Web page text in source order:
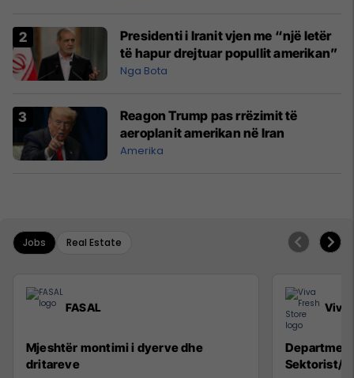
Presidenti i Iranit vjen me “një letër
të hapur drejtuar popullit amerikan”
Nga Bota
Reagon Trump pas rrëzimit të
aeroplanit amerikan në Iran
Amerika
Jobs Real Estate
FASAL
Mjeshtër montimi i dyerve dhe
dritareve
Viva
Sektorist/